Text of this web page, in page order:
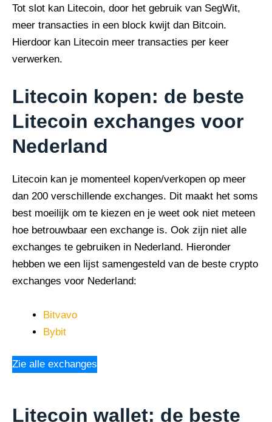
Tot slot kan Litecoin, door het gebruik van SegWit,
meer transacties in een block kwijt dan Bitcoin.
Hierdoor kan Litecoin meer transacties per keer
verwerken.
Litecoin kopen: de beste
Litecoin exchanges voor
Nederland
Litecoin kan je momenteel kopen/verkopen op meer
dan 200 verschillende exchanges. Dit maakt het soms
best moeilijk om te kiezen en je weet ook niet meteen
hoe betrouwbaar een exchange is. Ook zijn niet alle
exchanges te gebruiken in Nederland. Hieronder
hebben we een lijst samengesteld van de beste crypto
exchanges voor Nederland:
Bitvavo
Bybit
Zie alle exchanges
Litecoin wallet: de beste